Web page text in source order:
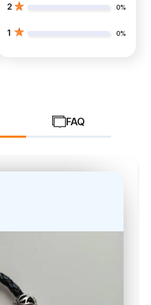
2 0%
1 0%
FAQ